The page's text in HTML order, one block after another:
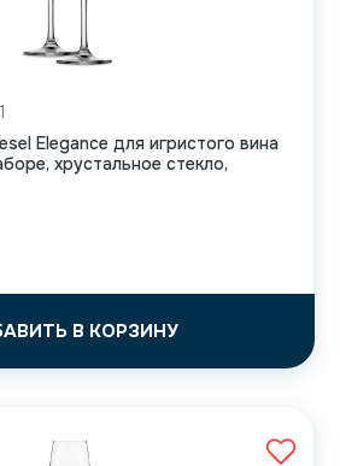
Elegance для игристого вина
хрустальное стекло,
В КОРЗИНУ